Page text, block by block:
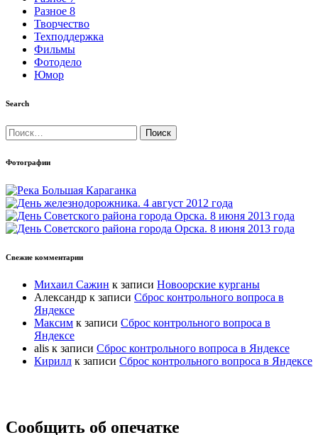
Разное 8
Творчество
Техподдержка
Фильмы
Фотодело
Юмор
Search
Найти:
Фотографии
Свежие комментарии
Михаил Сажин к записи Новоорские курганы
Александр к записи Сброс контрольного вопроса в
Яндексе
Максим к записи Сброс контрольного вопроса в
Яндексе
alis к записи Сброс контрольного вопроса в Яндексе
Кирилл к записи Сброс контрольного вопроса в Яндексе
Прокрутка
Сообщить об опечатке